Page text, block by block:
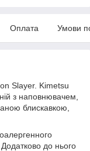
Оплата Умови
Slayer. Kimetsu
з наповнювачем,
блискавкою,
Додатково до нього